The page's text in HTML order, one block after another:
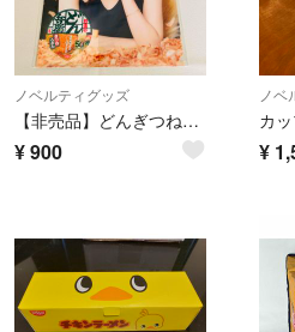
ノベルティグッズ
【非売品】どんぎつね（吉岡里帆）クリアファイル（日清のどん兵衛ノベルティ）
¥900
ノベ
¥